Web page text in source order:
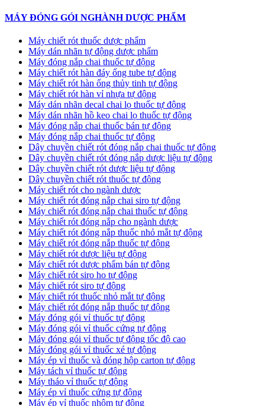
MÁY ĐÓNG GÓI NGHÀNH DƯỢC PHẨM
Máy chiết rót thuốc dược phẩm
Máy dán nhãn tự động dược phẩm
Máy đóng nắp chai thuốc tự động
Máy chiết rót hàn đáy ống tube tự động
Máy chiết rót hàn ống thủy tinh tự động
Máy chiết rót hàn vỉ nhựa tự động
​Máy dán nhãn decal chai lọ thuốc tự động
Máy dán nhãn hồ keo chai lọ thuốc tự động
Máy đóng nắp chai thuốc bán tự động
Máy đóng nắp chai thuốc tự động
Dây chuyền chiết rót đóng nắp chai thuốc tự động
​Dây chuyền chiết rót đóng nắp dược liệu tự động
Dây chuyền chiết rót dược liệu tự động
​Dây chuyền chiết rót thuốc tự động
Máy chiết rót cho ngành dược
​Máy chiết rót đóng nắp chai siro tự động
​Máy chiết rót đóng nắp chai thuốc tự động
​Máy chiết rót đóng nắp cho ngành dược
​Máy chiết rót đóng nắp thuốc nhỏ mắt tự động
​Máy chiết rót đóng nắp thuốc tự động
​Máy chiết rót dược liệu tự động
Máy chiết rót dược phẩm bán tự động
​Máy chiết rót siro ho tự động
​Máy chiết rót siro tự động
​Máy chiết rót thuốc nhỏ mắt tự động
​Máy chiết rót đóng nắp thuốc tự động
​Máy đóng gói vỉ thuốc tự động
Máy đóng gói vỉ thuốc cứng tự động
Máy đóng gói vỉ thuốc tự động tốc độ cao
Máy đóng gói vỉ thuốc xé tự động
​Máy ép vỉ thuốc và đóng hộp carton tự động
​Máy tách vỉ thuốc tự động
​Máy tháo vỉ thuốc tự động
​Máy ép vỉ thuốc cứng tự động
Máy ép vỉ thuốc nhôm tự động